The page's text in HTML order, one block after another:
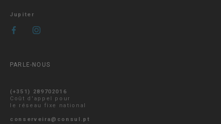
Jupiter
PARLE-NOUS
(+351) 289702016
Coût d'appel pour
le réseau fixe national
conserveira@consul.pt